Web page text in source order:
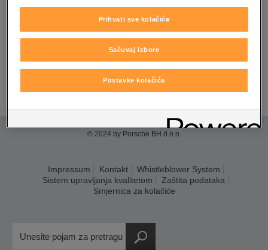
© 2024 by Porsche BH d.o.o.
Impressum Kontakt
Whistleblower System
Sistem upravljanja kvalitetom
Zaštita podataka
Smjernica za kolačiće
Prihvati sve kolačiće
Sačuvaj izbore
Postavke kolačića